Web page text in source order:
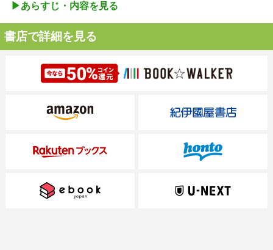
▶︎あらすじ・内容を見る
書店で詳細を見る